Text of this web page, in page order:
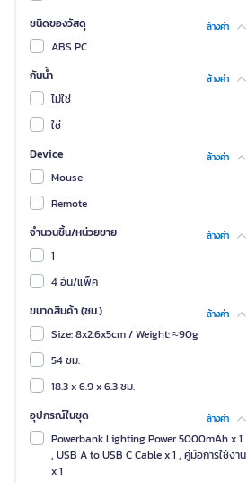
จีซูไลฟ์
ซูปา
ดอนท่า
นับโว
นิไก
บีกรูฟ
พีลิแกน
สตาร์ไลท์
อมรินทร์คิดส์
ฮาชิ
ฮาโก้
ฮิตาชิ
โกลว์
ชนิดของวัสดุ
ล้างค่า
ABS PC
กันน้ำ
ล้างค่า
ไม่ใช่
ใช่
Device
ล้างค่า
Mouse
Remote
จำนวนชิ้น/หน่วยขาย
ล้างค่า
1
4 อัน/แพ็ค
ขนาดสินค้า (ซม.)
ล้างค่า
Size: 8x2.6x5cm / Weight: ≈90g
54 ซม.
18.3 x 6.9 x 6.3 ซม.
อุปกรณ์ในชุด
ล้างค่า
Powerbank Lighting Power 5000mAh x 1
, USB A to USB C Cable x 1 , คู่มือการใช้งาน
x 1